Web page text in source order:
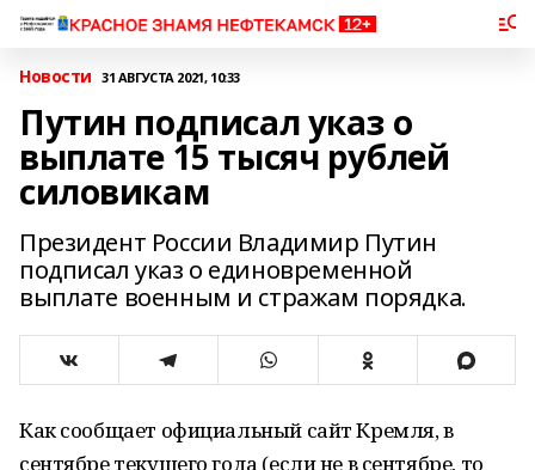
Новости 31 АВГУСТА 2021, 10:33
Путин подписал указ о
выплате 15 тысяч рублей
силовикам
Президент России Владимир Путин
подписал указ о единовременной
выплате военным и стражам порядка.
Как сообщает официальный сайт Кремля, в
сентябре текущего года (если не в сентябре, то